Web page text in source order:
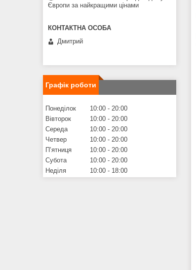
Європи за найкращими цінами
Дмитрий
Графік роботи
Понеділок 10:00
20:00
Вівторок
10:00
20:00
Середа
10:00
20:00
Четвер
10:00
20:00
Пʼятниця
10:00
20:00
Субота
10:00
20:00
Неділя
10:00 18:00